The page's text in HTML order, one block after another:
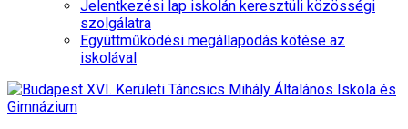
Jelentkezési lap iskolán keresztüli közösségi
szolgálatra
Együttműködési megállapodás kötése az
iskolával